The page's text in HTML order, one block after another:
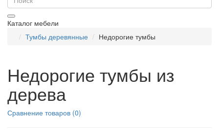
Каталог мебели
Тумбы деревянные
Недорогие тумбы
Недорогие тумбы из
дерева
Сравнение товаров (0)